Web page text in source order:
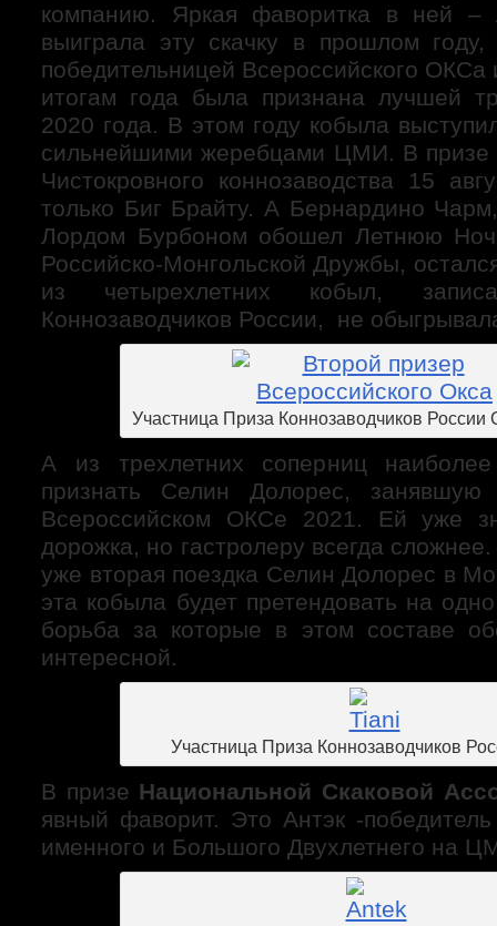
компанию. Яркая фаворитка в ней –
выиграла эту скачку в прошлом
победительницей Всероссийского
итогам года была признана лучшей
2020 года. В этом году кобыла
сильнейшими жеребцами ЦМИ. В призе
Чистокровного коннозаводства 15
только Биг Брайту. А Бернардино
Лордом Бурбоном обошел Летнюю
Российско-Монгольской Дружбы,
из четырехлетних кобыл,
Коннозаводчиков России, не
Участница Приза Коннозаводчиков России
А из трехлетних соперниц
признать Селин Долорес,
Всероссийском ОКСе 2021. Ей уже
дорожка, но гастролеру всегда
уже вторая поездка Селин Долорес в
эта кобыла будет претендовать на
борьба за которые в этом составе
интересной.
Участница Приза Коннозаводчиков
В призе Национальной Скаковой
явный фаворит. Это Антэк -
именного и Большого Двухлетнего на